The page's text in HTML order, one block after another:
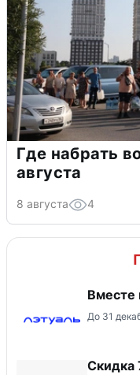
Где набрать
августа
8 августа 4
Вместе
До 31
​Скидка